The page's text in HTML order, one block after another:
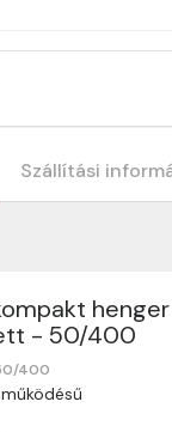
Szállítási
- 50/400
400
hogy
Az alábbiakban
hogy a vásárlásotok
történhessen.